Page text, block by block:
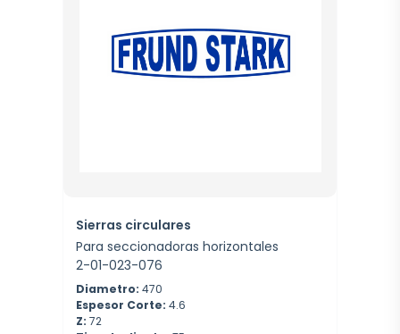
Sierras circulares
Para seccionadoras horizontales
2-01-023-076
Diametro: 470
Espesor Corte: 4.6
Z: 72